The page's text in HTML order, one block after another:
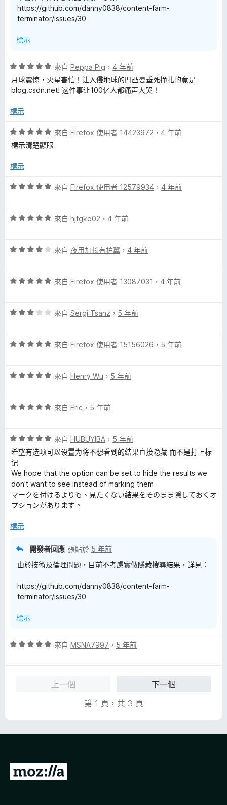
https://github.com/danny0838/content-farm-
terminator/issues/30
標示
評
價
5
，
分
5
分
來自 Peppa Pig ， 4 年前
月球震惊，火星害怕！让入侵地球的凹凸曼垂死挣扎的竟是
blog.csdn.net! 这件事让100亿人都痛声大哭！
標示
評
價
分
滿
分
來自 Firefox 使用者 14423972 ， 4 年前
標示清楚顯眼
標示
評
分
分
來自 Firefox 使用者 12579934 ， 4 年前
評
分
分
來自 hjtgko02 ， 4 年前
評
分
分
來自 夜用加长有护翼 ， 4 年前
評
分
分
來自 Firefox 使用者 13087031 ， 4 年前
評
分
分
來自 Sergi Tsanz ， 5 年前
評
分
分
來自 Firefox 使用者 15156026 ， 5 年前
評
分
分
5
分
來自 Henry Wu ， 5 年前
評
分
，
滿
分
5
分
來自 Eric ， 5 年前
評
價
5
分
，
滿
分
分
來自 HUBUYIBA ， 5 年前
希望有选项可以设置为将不想看到的结果直接隐藏 而不是打上标
记
We hope that the option can be set to hide the results we
don't want to see instead of marking them
マークを付けるよりも、見たくない結果をそのまま隠しておくオ
プションがあります。
標示
開發者回應 張貼於 5 年前
由於技術及倫理問題，目前不考慮實做隱藏搜尋結果，詳見：
https://github.com/danny0838/content-farm-
terminator/issues/30
標示
評
來自 MSNA7997 ， 5 年前
上一個
下一個
第 1 頁，共 3 頁
前